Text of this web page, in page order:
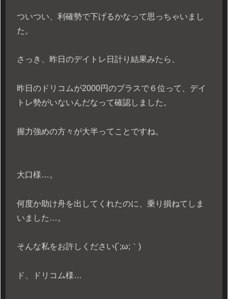
ついつい、利確勢で下げるかなって思っちゃいまし
た。
さっき、昨日のデイトレ日計り結果みたら、
昨日のドリコムが2000円のプラスで６位って、デイ
トレ勢がいないんだなって確認しました。
握力強めの方々が大半ってことですね。
大口様…。
何度か助け舟を出してくれたのに、乗り損ねてしま
いました…。
そんな私をお許しください(´;ω;｀)
ド、ドリコム様…